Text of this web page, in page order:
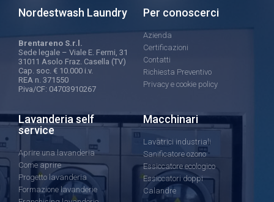
Nordestwash Laundry
Brentareno S.r.l.
Sede legale – Viale E. Fermi, 31
31011 Asolo Fraz. Casella (TV)
Cap. soc. € 10.000 i.v.
REA n. 371550
P.iva/CF: 04703910267
Per conoscerci
Azienda
Certificazioni
Contatti
Richiesta Preventivo
Privacy e cookie policy
Lavanderia self
service
Aprire una lavanderia
Come aprire
Progetto lavanderia
Formazione lavanderie
Macchinari
Lavatrici industriali
Sanificatore ozono
Essiccatore ecologico
Essiccatori doppi
Calandre